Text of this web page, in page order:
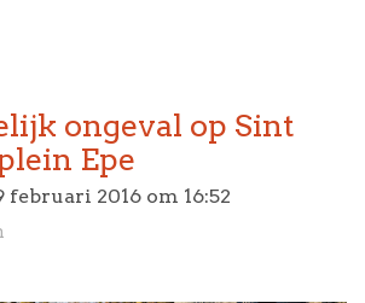
ongeval op Sint
Epe
februari 2016 om 16:52